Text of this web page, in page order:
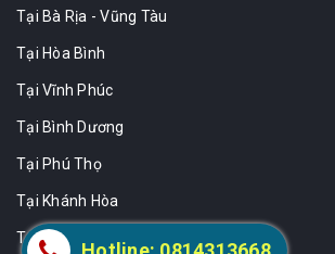
Tại Bà Rịa - Vũng Tàu
Tại Hòa Bình
Tại Vĩnh Phúc
Tại Bình Dương
Tại Phú Thọ
Tại Khánh Hòa
Tại Sóc Trăng